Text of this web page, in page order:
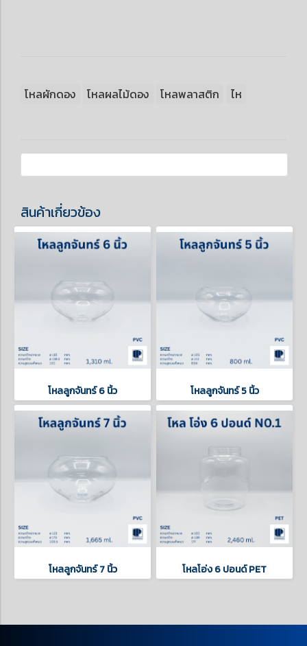
โหลผักดอง โหลผลไม้ดอง โหลพลาสติก ไห
สินค้าเกี่ยวข้อง
โหลลูกจันทร์ 6 นิ้ว โหลลูกจันทร์ 5 นิ้ว
โหลลูกจันทร์ 7 นิ้ว โหลโอ่ง 6 ปอนด์ PET